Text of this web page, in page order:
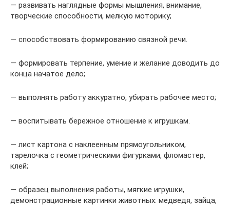
— развивать наглядные формы мышления, внимание,
творческие способности, мелкую моторику;
— способствовать формированию связной речи.
— формировать терпение, умение и желание доводить до
конца начатое дело;
— выполнять работу аккуратно, убирать рабочее место;
— воспитывать бережное отношение к игрушкам.
— лист картона с наклеенным прямоугольником,
тарелочка с геометрическими фигурками, фломастер,
клей;
— образец выполнения работы, мягкие игрушки,
демонстрационные картинки животных: медведя, зайца,